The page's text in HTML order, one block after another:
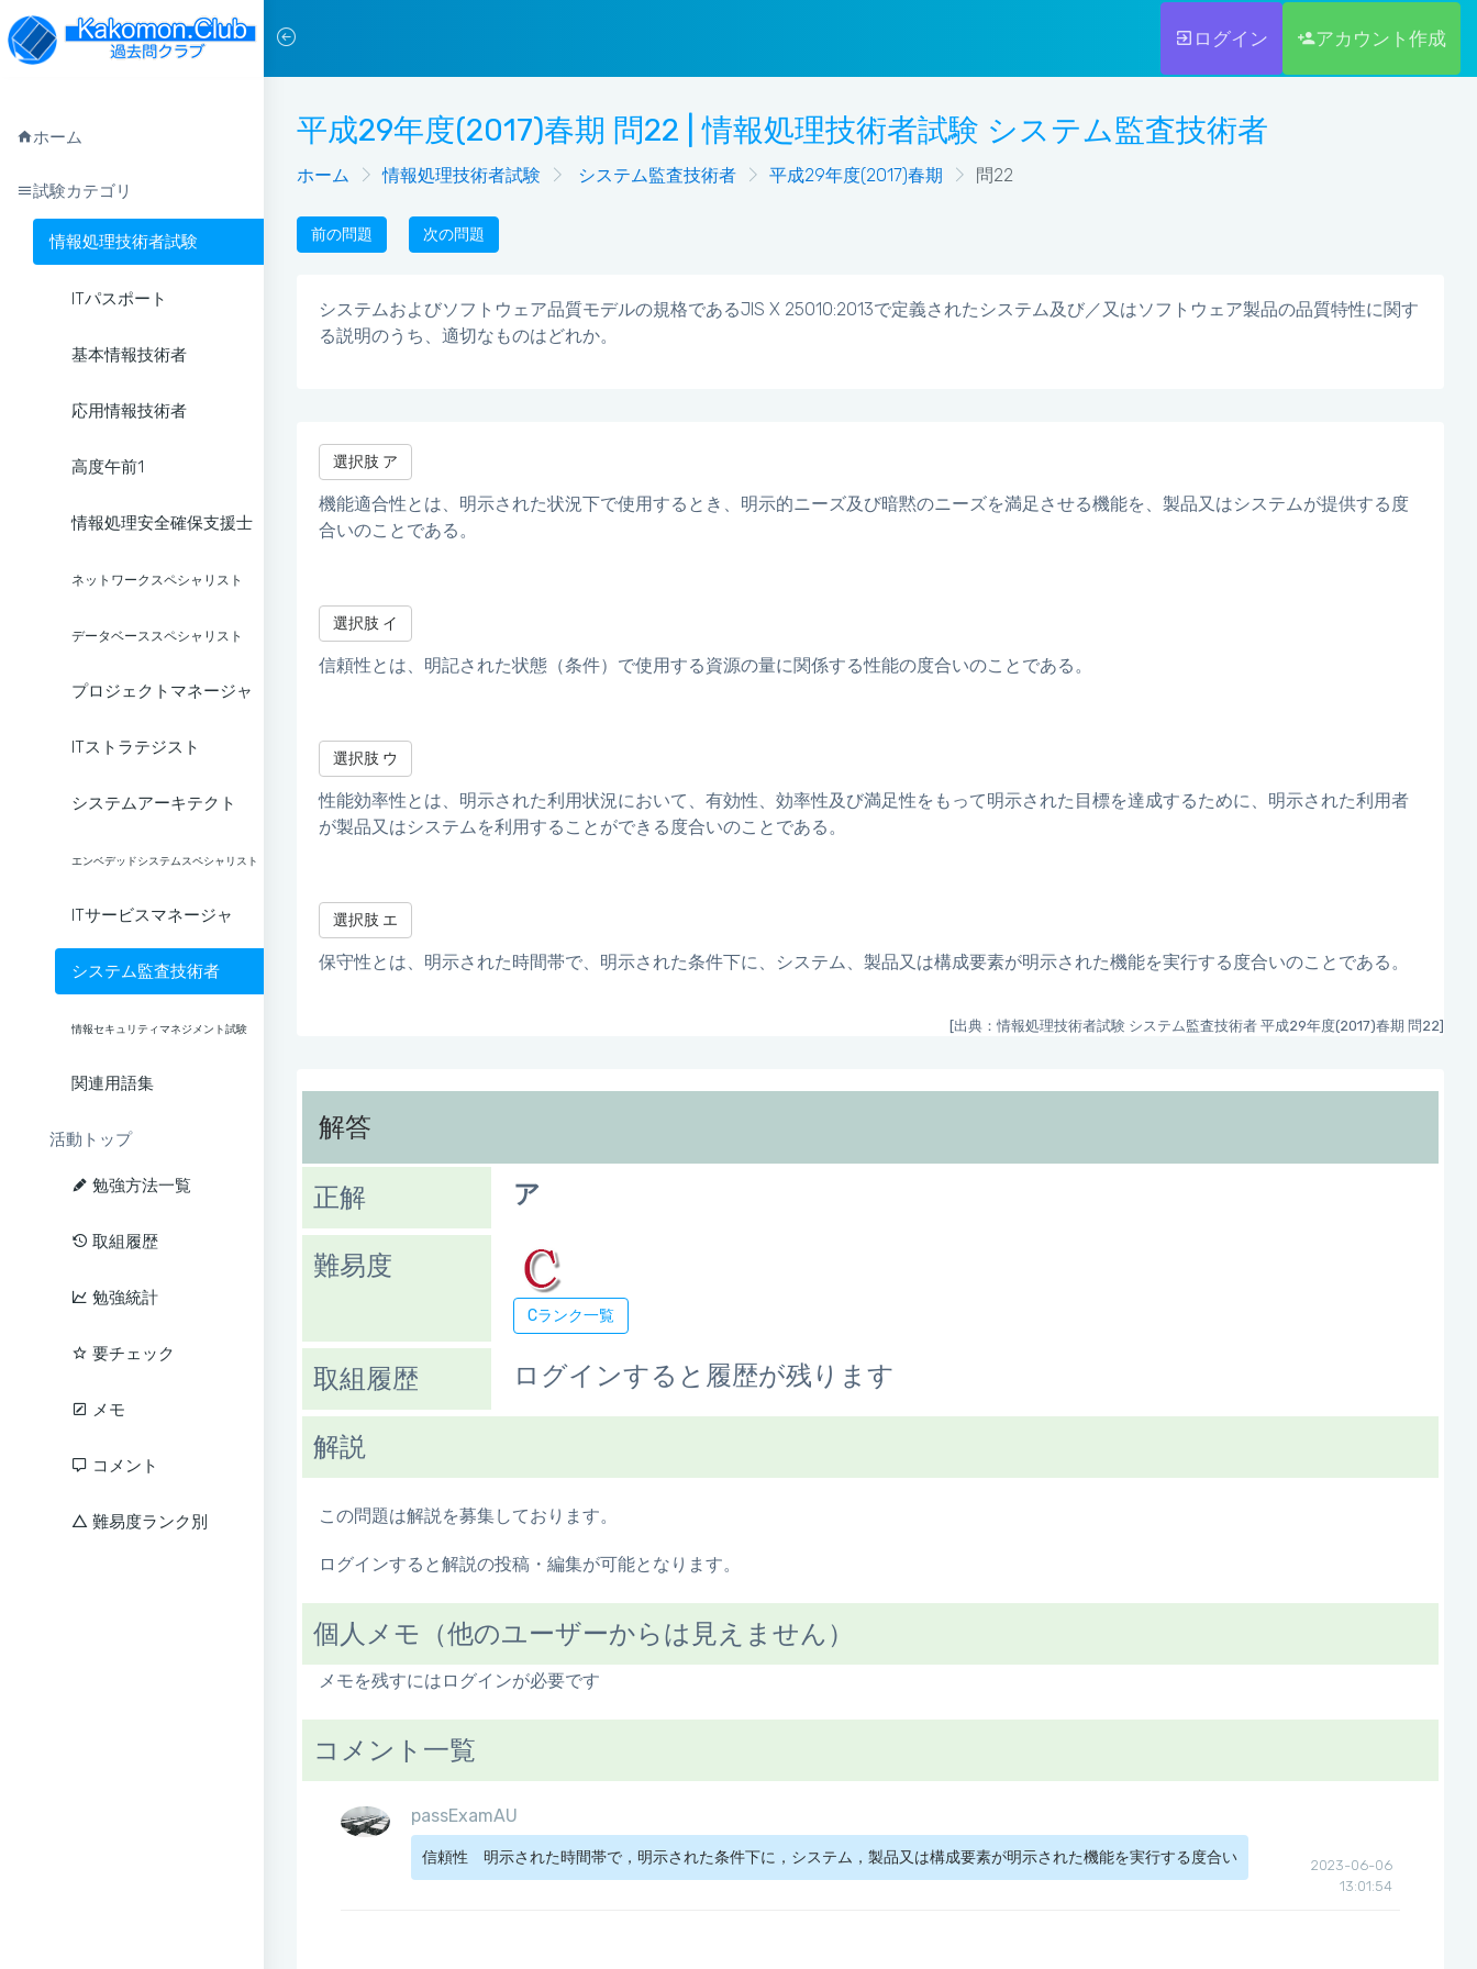
ログイン アカウント作成
ホーム
試験カテゴリ
情報処理技術者試験
ITパスポート
基本情報技術者
応用情報技術者
高度午前1
情報処理安全確保支援士
ネットワークスペシャリスト
データベーススペシャリスト
プロジェクトマネージャ
ITストラテジスト
システムアーキテクト
エンベデッドシステムスペシャリスト
ITサービスマネージャ
システム監査技術者
情報セキュリティマネジメント試験
関連用語集
活動トップ
勉強方法一覧
取組履歴
勉強統計
要チェック
メモ
コメント
難易度ランク別
平成29年度(2017)春期 問22 | 情報処理技術者試験 システム監査技術者
ホーム 情報処理技術者試験 システム監査技術者 平成29年度(2017)春期 問22
前の問題 次の問題
システムおよびソフトウェア品質モデルの規格であるJIS X 25010:2013で定義されたシステム及び／又はソフトウェア製品の品質特性に関す
る説明のうち、適切なものはどれか。
選択肢 ア
機能適合性とは、明示された状況下で使用するとき、明示的ニーズ及び暗黙のニーズを満足させる機能を、製品又はシステムが提供する度
合いのことである。
選択肢 イ
信頼性とは、明記された状態（条件）で使用する資源の量に関係する性能の度合いのことである。
選択肢 ウ
性能効率性とは、明示された利用状況において、有効性、効率性及び満足性をもって明示された目標を達成するために、明示された利用者
が製品又はシステムを利用することができる度合いのことである。
選択肢 エ
保守性とは、明示された時間帯で、明示された条件下に、システム、製品又は構成要素が明示された機能を実行する度合いのことである。
[出典：情報処理技術者試験 システム監査技術者 平成29年度(2017)春期 問22]
解答
正解 ア
難易度
Cランク一覧
取組履歴 ログインすると履歴が残ります
解説
この問題は解説を募集しております。
ログインすると解説の投稿・編集が可能となります。
個人メモ（他のユーザーからは見えません）
メモを残すにはログインが必要です
コメント一覧
passExamAU
信頼性　明示された時間帯で，明示された条件下に，システム，製品又は構成要素が明示された機能を実行する度合い
2023-06-06
13:01:54